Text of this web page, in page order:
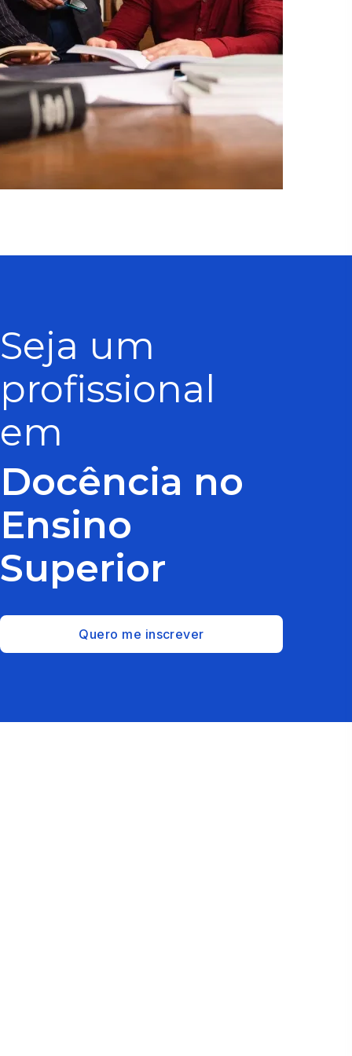
Seja um
profissional
em
Docência no
Ensino
Superior
Quero me inscrever